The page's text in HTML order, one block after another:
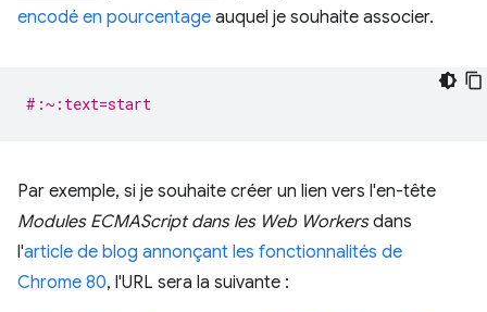
encodé en pourcentage auquel je souhaite associer.
#:~:text=start
Par exemple, si je souhaite créer un lien vers l'en-tête
Modules ECMAScript dans les Web Workersdans
l'article de blog annonçant les fonctionnalités de
Chrome 80, l'URL sera la suivante :